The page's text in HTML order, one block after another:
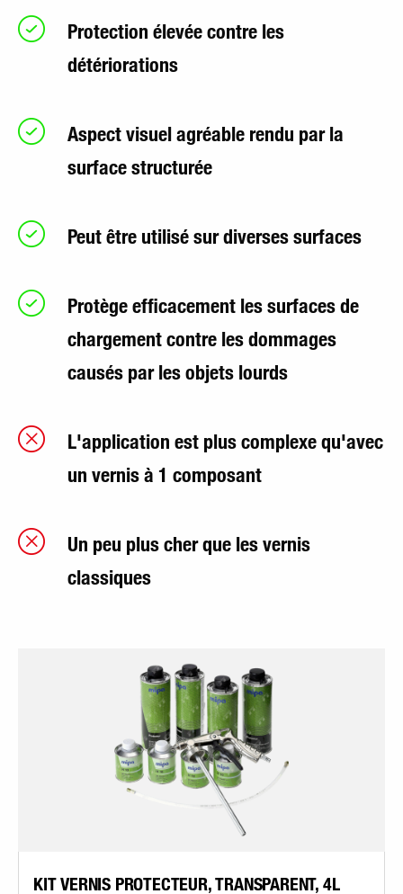
Protection élevée contre les
détériorations
Aspect visuel agréable rendu par la
surface structurée
Peut être utilisé sur diverses surfaces
Protège efficacement les surfaces de
chargement contre les dommages
causés par les objets lourds
L'application est plus complexe qu'avec
un vernis à 1 composant
Un peu plus cher que les vernis
classiques
KIT VERNIS PROTECTEUR, TRANSPARENT, 4L